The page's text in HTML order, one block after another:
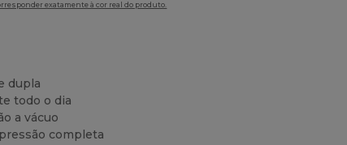
exatamente à cor real do produto.
dupla
todo o dia
a vácuo
completa